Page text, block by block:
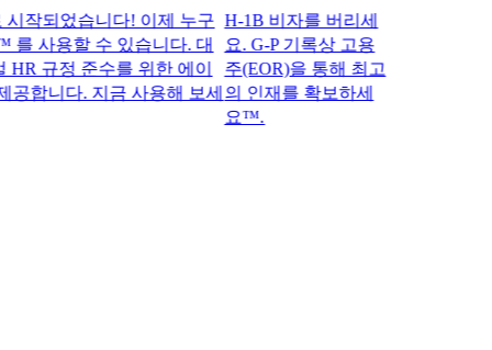
되었습니다! 이제 누구
용할 수 있습니다. 대
규정 준수를 위한 에이
니다. 지금 사용해 보세
H-1B 비자를 버리세
요. G-P 기록상 고용
주(EOR)을 통해 최고
의 인재를 확보하세
요™.​​